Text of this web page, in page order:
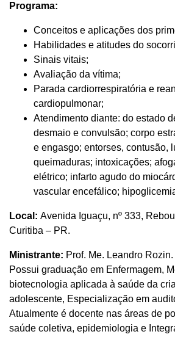
Programa:
Conceitos e aplicações dos
Habilidades e atitudes do
Sinais vitais;
Avaliação da vítima;
Parada cardiorrespiratória e
cardiopulmonar;
Atendimento diante: do estado
desmaio e convulsão; corpo
e engasgo; entorses, contusão,
queimaduras; intoxicações;
elétrico; infarto agudo do
vascular encefálico;
Local: Avenida Iguaçu, nº 333,
Curitiba – PR.
Ministrante: Prof. Me. Leandro Rozin.
Possui graduação em Enfermagem,
biotecnologia aplicada à saúde da
adolescente, Especialização em
Atualmente é docente nas áreas de
saúde coletiva, epidemiologia e